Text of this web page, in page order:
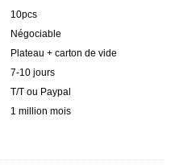
10pcs
Négociable
Plateau + carton de vide
7-10 jours
T/T ou Paypal
1 million mois